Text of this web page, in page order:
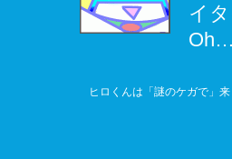
イ
ヒロくんは「謎のケガで」